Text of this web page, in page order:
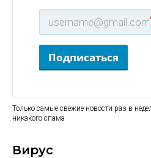
Подписаться
Только самые свежие новости раз в
никакого спама
Вирус